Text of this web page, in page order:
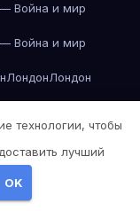
Война и мир
Война и мир
ЛондонЛондон
Лос-Анджелес
Лос-Анджелес
технологии, чтобы
лучший
OK